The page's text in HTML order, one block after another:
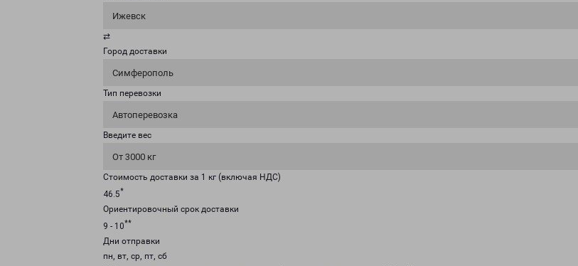
Ижевск
⇄
Город доставки
Симферополь
Тип перевозки
Автоперевозка
Введите вес
От 3000 кг
Стоимость доставки за 1 кг (включая НДС)
46.5*
Ориентировочный срок доставки
9 - 10**
Дни отправки
пн, вт, ср, пт, сб